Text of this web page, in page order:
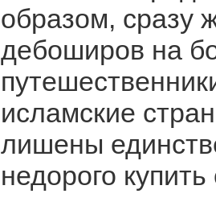
образом, сразу
дебоширов на
исламские
лишены
недорого